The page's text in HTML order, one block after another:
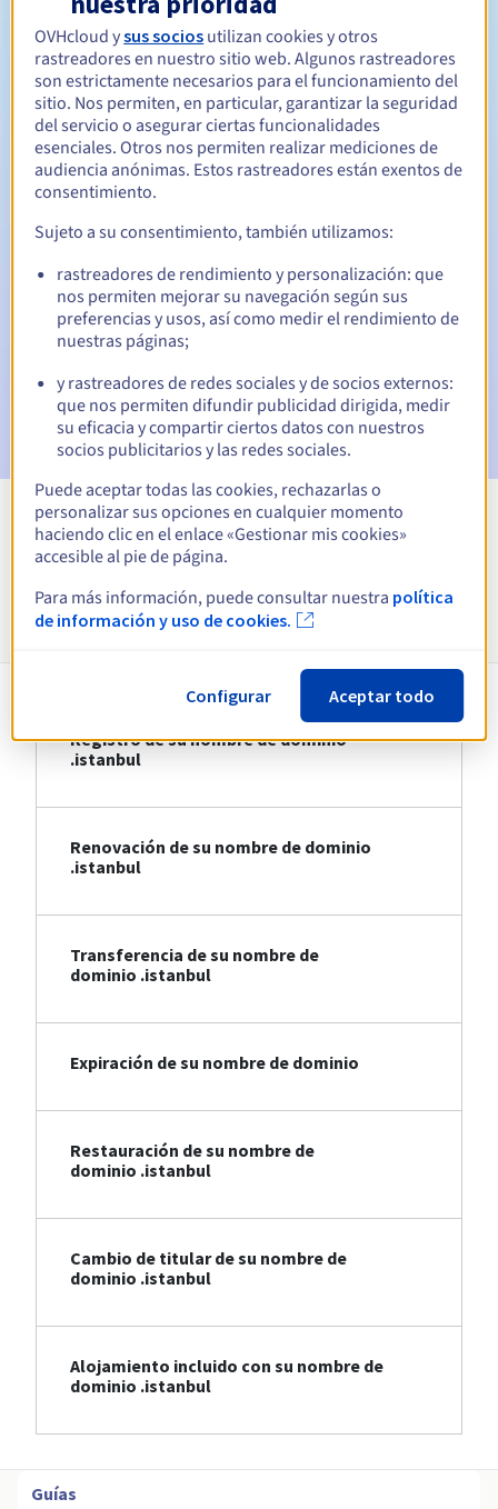
Período de renovación Entre 1 y 9 años
Período de redención
Notificaciones automáticas:
vencimiento
Email el día del vencimientopara notificar la suspensión
del nombre de dominio
Email tras el periodo de gracia de redenciónpara
notificar la eliminación del nombre de dominio
Ver todas las extensiones
Información sobre .istanbul
Registro de su nombre de dominio
.istanbul
Renovación de su nombre de dominio
.istanbul
Transferencia de su nombre de
dominio .istanbul
Expiración de su nombre de dominio
Restauración de su nombre de
dominio .istanbul
Cambio de titular de su nombre de
dominio .istanbul
Alojamiento incluido con su nombre de
dominio .istanbul
Guías
OVHcloud ysus socios utilizan cookies y otros
rastreadores en nuestro sitio web. Algunos rastreadores
son estrictamente necesarios para el funcionamiento del
sitio. Nos permiten, en particular, garantizar la seguridad
del servicio o asegurar ciertas funcionalidades
esenciales. Otros nos permiten realizar mediciones de
audiencia anónimas. Estos rastreadores están exentos de
consentimiento.
Sujeto a su consentimiento, también utilizamos:
rastreadores de rendimiento y personalización: que
nos permiten mejorar su navegación según sus
preferencias y usos, así como medir el rendimiento de
nuestras páginas;
y rastreadores de redes sociales y de socios externos:
que nos permiten difundir publicidad dirigida, medir
su eficacia y compartir ciertos datos con nuestros
socios publicitarios y las redes sociales.
Puede aceptar todas las cookies, rechazarlas o
personalizar sus opciones en cualquier momento
haciendo clic en el enlace «Gestionar mis cookies»
accesible al pie de página.
Para más información, puede consultar nuestra política
de información y uso de cookies.
Configurar Aceptar todo